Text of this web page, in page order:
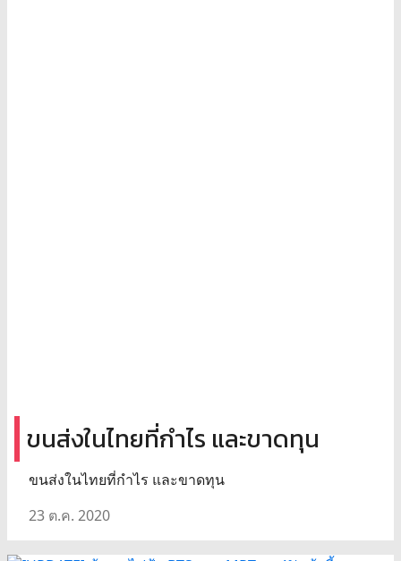
ขนส่งในไทยที่กำไร และขาดทุน
ขนส่งในไทยที่กำไร และขาดทุน
23 ต.ค. 2020